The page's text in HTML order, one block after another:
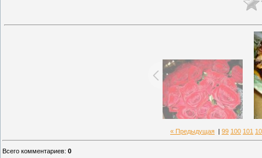
« Предыдущая 99 100 101
Всего комментариев: 0